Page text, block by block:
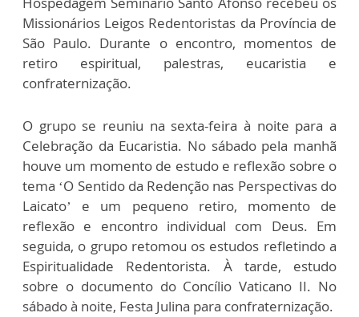
Missionários Leigos Redentoristas da Província de
São Paulo. Durante o encontro, momentos de
retiro espiritual, palestras, eucaristia e
confraternização.
O grupo se reuniu na sexta-feira à noite para a
Celebração da Eucaristia. No sábado pela manhã
houve um momento de estudo e reflexão sobre o
tema ‘O Sentido da Redenção nas Perspectivas do
Laicato’ e um pequeno retiro, momento de
reflexão e encontro individual com Deus. Em
seguida, o grupo retomou os estudos refletindo a
Espiritualidade Redentorista. À tarde, estudo
sobre o documento do Concílio Vaticano II. No
sábado à noite, Festa Julina para confraternização.